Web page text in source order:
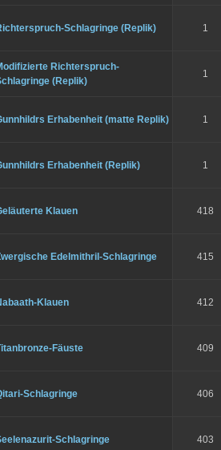
Schlagringe (Replik) 1
Richterspruch-
(Replik)
1
Erhabenheit (matte Replik) 1
Erhabenheit (Replik) 1
Klauen 418
Edelmithril-Schlagringe 415
Klauen 412
Fäuste 409
Schlagringe 406
Schlagringe 403